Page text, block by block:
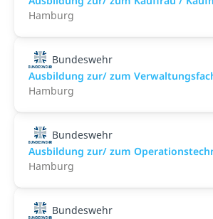
Hamburg
Bundeswehr
Ausbildung zur/ zum
Hamburg
Bundeswehr
Ausbildung zur/ zum
Hamburg
Bundeswehr